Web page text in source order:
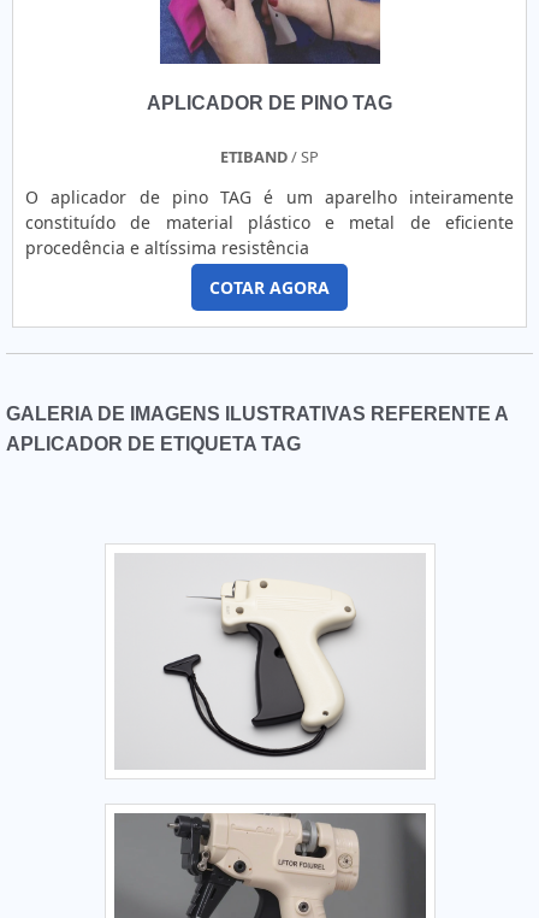
APLICADOR DE PINO TAG
ETIBAND/ SP
O aplicador de pino TAG é um aparelho inteiramente
constituído de material plástico e metal de eficiente
procedência e altíssima resistência
COTAR AGORA
GALERIA DE IMAGENS ILUSTRATIVAS REFERENTE A
APLICADOR DE ETIQUETA TAG